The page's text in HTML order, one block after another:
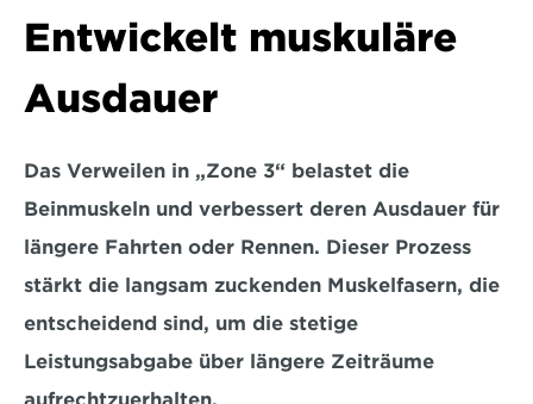
Entwickelt muskuläre
Ausdauer
Das Verweilen in „Zone 3“ belastet die
Beinmuskeln und verbessert deren Ausdauer für
stärkt die langsam zuckenden Muskelfasern, die
entscheidend sind, um die stetige
Leistungsabgabe über längere Zeiträume